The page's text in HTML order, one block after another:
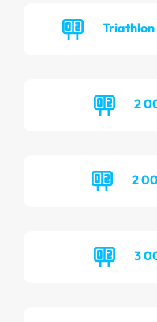
Triathlon
2
2
3